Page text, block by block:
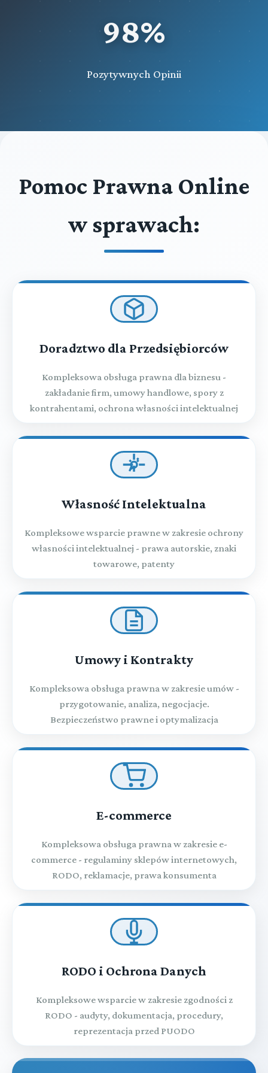
98%
Pozytywnych Opinii
Pomoc Prawna Online
w sprawach:
Doradztwo dla Przedsiębiorców
Kompleksowa obsługa prawna dla biznesu -
zakładanie firm, umowy handlowe, spory z
kontrahentami, ochrona własności intelektualnej
Własność Intelektualna
Kompleksowe wsparcie prawne w zakresie ochrony
własności intelektualnej - prawa autorskie, znaki
towarowe, patenty
Umowy i Kontrakty
Kompleksowa obsługa prawna w zakresie umów -
przygotowanie, analiza, negocjacje.
Bezpieczeństwo prawne i optymalizacja
E-commerce
Kompleksowa obsługa prawna w zakresie e-
commerce - regulaminy sklepów internetowych,
RODO, reklamacje, prawa konsumenta
RODO i Ochrona Danych
Kompleksowe wsparcie w zakresie zgodności z
RODO - audyty, dokumentacja, procedury,
reprezentacja przed PUODO